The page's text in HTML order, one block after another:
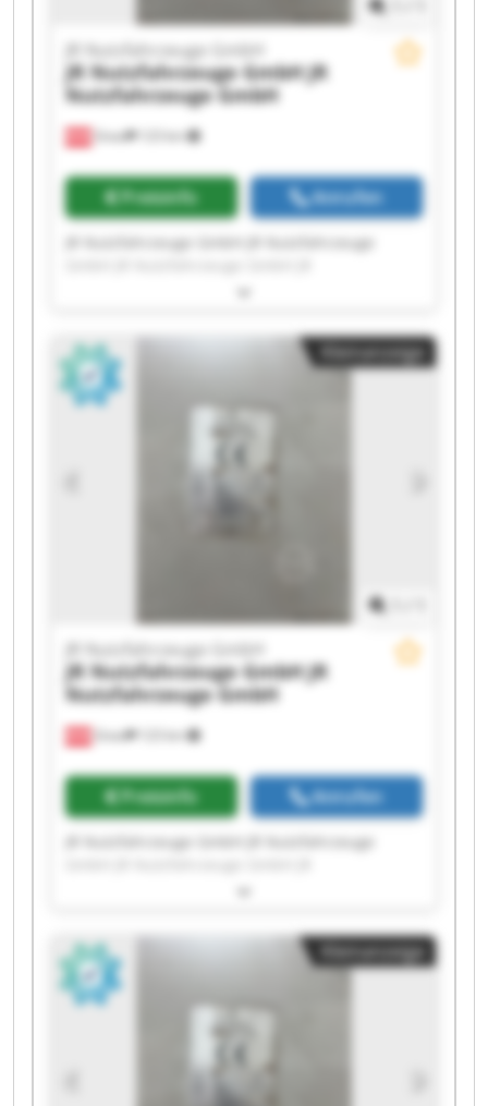
Gnas 123 km
JR Nutzfahrzeuge GmbH
JR Nutzfahrzeuge GmbHJR
Nutzfahrzeuge GmbH
Preisinfo Anrufen
JR Nutzfahrzeuge GmbH JR Nutzfahrzeuge
Nutzfahrzeuge GmbH JR Nutzfahrzeuge GmbH
GmbH JR Nutzfahrzeuge GmbH JR
Nutzfahrzeuge GmbH JR Nutzfahrzeuge GmbH
JR Nutzfahrzeuge GmbH JR Nutzfahrzeuge
GmbH JR Nutzfahrzeuge GmbH JR
Nutzfahrzeuge GmbH JR Nutzfahrzeuge GmbH
JR Nutzfahrzeuge GmbH JR Nutzfahrzeuge
GmbH JR Nutzfahrzeuge GmbH JR
Nutzfahrzeuge GmbH JR Nutzfahrzeuge GmbH
Kleinanzeige
Gnas 123 km
JR Nutzfahrzeuge GmbH
JR Nutzfahrzeuge GmbHJR
Nutzfahrzeuge GmbH
Preisinfo Anrufen
JR Nutzfahrzeuge GmbH JR Nutzfahrzeuge
Nutzfahrzeuge GmbH JR Nutzfahrzeuge GmbH
GmbH JR Nutzfahrzeuge GmbH JR
Nutzfahrzeuge GmbH JR Nutzfahrzeuge GmbH
JR Nutzfahrzeuge GmbH JR Nutzfahrzeuge
GmbH JR Nutzfahrzeuge GmbH JR
Nutzfahrzeuge GmbH JR Nutzfahrzeuge GmbH
JR Nutzfahrzeuge GmbH JR Nutzfahrzeuge
GmbH JR Nutzfahrzeuge GmbH JR
Nutzfahrzeuge GmbH JR Nutzfahrzeuge GmbH
Kleinanzeige